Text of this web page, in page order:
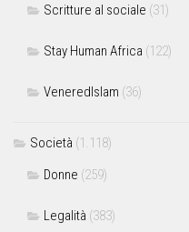
Scritture al sociale (31)
Stay Human Africa (122)
VeneredIslam (36)
Società (1.118)
Donne (259)
Legalità (383)